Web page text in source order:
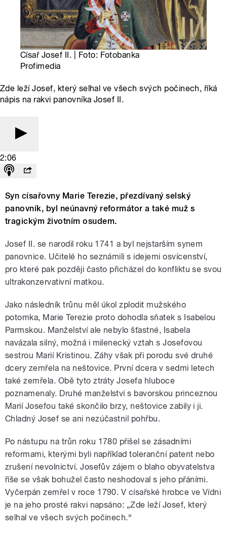
Císař Josef II. | Foto: Fotobanka
Profimedia
Zde leží Josef, který selhal ve všech svých počinech, říká
nápis na rakvi panovníka Josef II.
2:06
Syn císařovny Marie Terezie, přezdívaný selský
panovník, byl neúnavný reformátor a také muž s
tragickým životním osudem.
Josef II. se narodil roku 1741 a byl nejstarším synem
panovnice. Učitelé ho seznámili s idejemi osvícenství,
pro které pak později často přicházel do konfliktu se svou
ultrakonzervativní matkou.
Jako následník trůnu měl úkol zplodit mužského
potomka, Marie Terezie proto dohodla sňatek s Isabelou
Parmskou. Manželství ale nebylo šťastné, Isabela
navázala silný, možná i milenecký vztah s Josefovou
sestrou Marií Kristinou. Záhy však při porodu své druhé
dcery zemřela na neštovice. První dcera v sedmi letech
také zemřela. Obě tyto ztráty Josefa hluboce
poznamenaly. Druhé manželství s bavorskou princeznou
Marií Josefou také skončilo brzy, neštovice zabily i ji.
Chladný Josef se ani nezúčastnil pohřbu.
Po nástupu na trůn roku 1780 přišel se zásadními
reformami, kterými byli například toleranční patent nebo
zrušení nevolnictví. Josefův zájem o blaho obyvatelstva
říše se však bohužel často neshodoval s jeho přáními.
Vyčerpán zemřel v roce 1790. V císařské hrobce ve Vídni
je na jeho prosté rakvi napsáno: „Zde leží Josef, který
selhal ve všech svých počinech.“